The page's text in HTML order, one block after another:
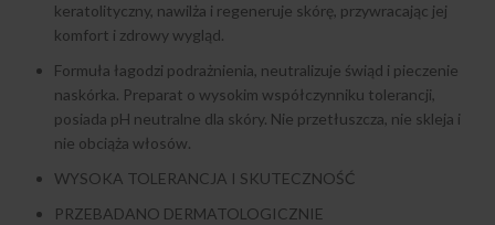
keratolityczny, nawilża i regeneruje skórę, przywracając jej
komfort i zdrowy wygląd.
Formuła łagodzi podrażnienia, neutralizuje świąd i pieczenie
naskórka. Preparat o wysokim współczynniku tolerancji,
posiada pH neutralne dla skóry. Nie przetłuszcza, nie skleja i
nie obciąża włosów.
WYSOKA TOLERANCJA I SKUTECZNOŚĆ
PRZEBADANO DERMATOLOGICZNIE